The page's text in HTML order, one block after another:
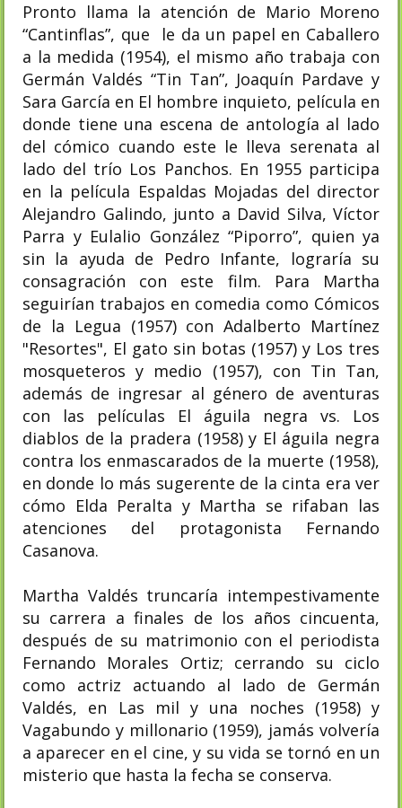
Pronto llama la atención de Mario Moreno
“Cantinflas”, que le da un papel en Caballero
a la medida (1954), el mismo año trabaja con
Germán Valdés “Tin Tan”, Joaquín Pardave y
Sara García en El hombre inquieto, película en
donde tiene una escena de antología al lado
del cómico cuando este le lleva serenata al
lado del trío Los Panchos. En 1955 participa
en la película Espaldas Mojadas del director
Alejandro Galindo, junto a David Silva, Víctor
Parra y Eulalio González “Piporro”, quien ya
sin la ayuda de Pedro Infante, lograría su
consagración con este film. Para Martha
seguirían trabajos en comedia como Cómicos
de la Legua (1957) con Adalberto Martínez
"Resortes", El gato sin botas (1957) y Los tres
mosqueteros y medio (1957), con Tin Tan,
además de ingresar al género de aventuras
con las películas El águila negra vs. Los
diablos de la pradera (1958) y El águila negra
contra los enmascarados de la muerte (1958),
en donde lo más sugerente de la cinta era ver
cómo Elda Peralta y Martha se rifaban las
atenciones del protagonista Fernando
Casanova.
Martha Valdés truncaría intempestivamente
su carrera a finales de los años cincuenta,
después de su matrimonio con el periodista
Fernando Morales Ortiz; cerrando su ciclo
como actriz actuando al lado de Germán
Valdés, en Las mil y una noches (1958) y
Vagabundo y millonario (1959), jamás volvería
a aparecer en el cine, y su vida se tornó en un
misterio que hasta la fecha se conserva.